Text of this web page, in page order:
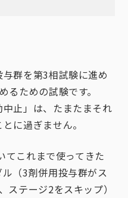
群を第3相試験に進め
るための試験です。
中止」は、たまたまそれ
に過ぎません。
てこれまで使ってきた
（3剤併用投与群がス
ステージ2をスキップ）